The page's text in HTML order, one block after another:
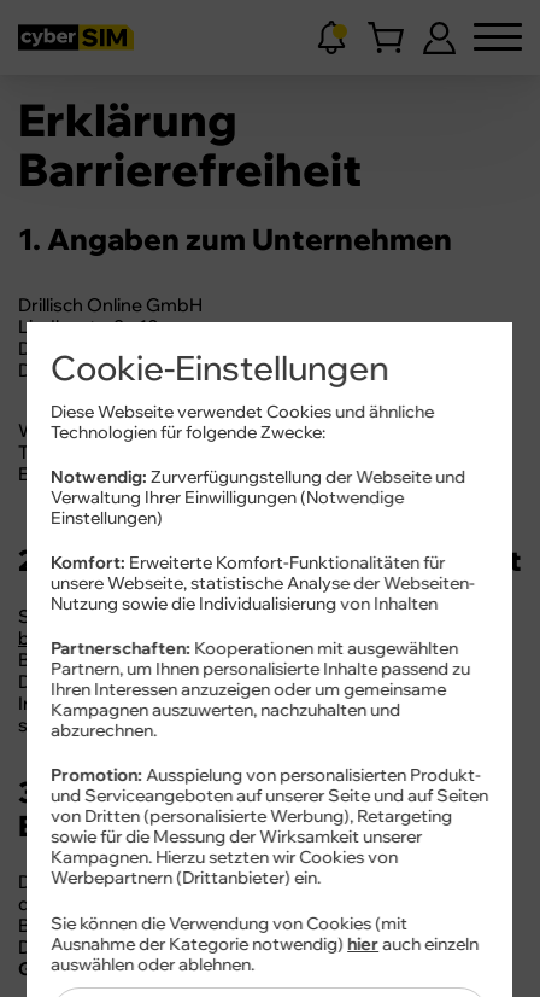
Erklärung
Barrierefreiheit
1. Angaben zum Unternehmen
Drillisch Online GmbH
Lindleystraße 10
D - 60314 Frankfurt am Main
Deutschland
Web:https://www.cybersim.de
Telefon:
E-Mail:barrierefreiheit@cybersim.de
2. Rückmeldung zu Barrierefreiheit
Sie können uns jederzeit unter
barrierefreiheit@cybersim.de eine Rückmeldung zur
Barrierefreiheit geben. Beachten Sie hierzu bitte unsere
Datenschutzbestimmungen. Insbesondere können Sie
Inhalte melden, die Ihrer Meinung nach nicht barrierefrei
sind.
3. Geltende Anforderungen nach
BFSG
Die Anforderungen zur Barrierefreiheit ergeben sich aus
dem BFSG und der BFSGV. Für Wahrnehmung und
Bedienbarkeit gilt dasPrinzip der zwei Sinneskanäle
Diese Bedienbarkeit ist Teil derwesentlichen vier
GrundprinzipienderBarrierefreiheit
Cookie-Einstellungen
Diese Webseite verwendet Cookies und ähnliche
Technologien für folgende Zwecke:
Notwendig: Zurverfügungstellung der Webseite und
Verwaltung Ihrer Einwilligungen (Notwendige
Einstellungen)
Komfort: Erweiterte Komfort-Funktionalitäten für
unsere Webseite, statistische Analyse der Webseiten-
Nutzung sowie die Individualisierung von Inhalten
Partnerschaften: Kooperationen mit ausgewählten
Partnern, um Ihnen personalisierte Inhalte passend zu
Ihren Interessen anzuzeigen oder um gemeinsame
Kampagnen auszuwerten, nachzuhalten und
abzurechnen.
Promotion:Ausspielung von personalisierten Produkt-
und Serviceangeboten auf unserer Seite und auf Seiten
von Dritten (personalisierte Werbung), Retargeting
sowie für die Messung der Wirksamkeit unserer
Kampagnen. Hierzu setzten wir Cookies von
Werbepartnern (Drittanbieter) ein.
Sie können die Verwendung von Cookies (mit
Ausnahme der Kategorie notwendig)hierauch einzeln
auswählen oder ablehnen.